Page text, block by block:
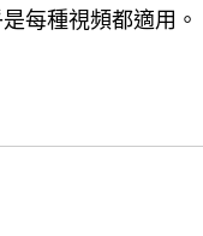
每種視頻都適用。